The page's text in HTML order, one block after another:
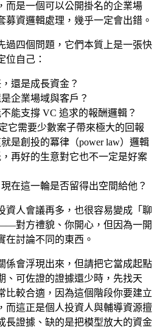
而是一個可以公開掛名的企業場
募資邏輯處理，幾乎一定會出錯。
過四個問題，它們本質上是一張快
位自己：
還是成長資金？
企業場域與客戶？
能支撐 VC 追求的報酬邏輯？
它需要少數案子帶來極大的回報
是創投的冪律（power law）邏輯
再好的生意對它也不一定是好案
在這一輪是否留得出空間給他？
資人會議再多，也很容易變成「聊
對方禮貌、你開心，但因為一開
在討論不同的東西。
係會浮現出來，但請把它當成起點
、可佐證的證據還少時，先找天
比較合適，因為這個階段你要建立
而這正是個人投資人與輔導資源擅
長證據、缺的是把模型放大的資金